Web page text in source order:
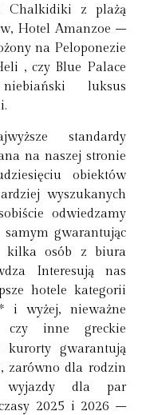
Chalkidiki z plażą
Hotel Amanzoe –
na Peloponezie
, czy Blue Palace
luksus
standardy
na naszej stronie
obiektów
wyszukanych
odwiedzamy
gwarantując
kilka osób z biura
Interesują nas
hotele kategorii
wyżej, nieważne
inne greckie
kurorty gwarantują
zarówno dla rodzin
dla par
2025 i 2026 –